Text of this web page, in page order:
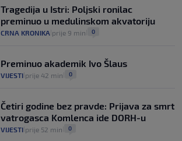
automobilom na Hvar iz Zagreba, a
koliko iz Osijeka
VIJESTI 14
Tragedija u Istri: Poljski ronilac
preminuo u medulinskom akvatoriju
CRNA KRONIKA prije 9 min 0
Preminuo akademik Ivo Šlaus
VIJESTI prije 42 min 0
Četiri godine bez pravde: Prijava za smrt
vatrogasca Komlenca ide DORH-u
VIJESTI prije 52 min 0